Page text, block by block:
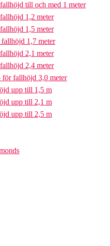
till och med 1 meter
1,2 meter
1,5 meter
1,7 meter
2,1 meter
2,4 meter
för fallhöjd 3,0 meter
upp till 1,5 m
upp till 2,1 m
upp till 2,5 m